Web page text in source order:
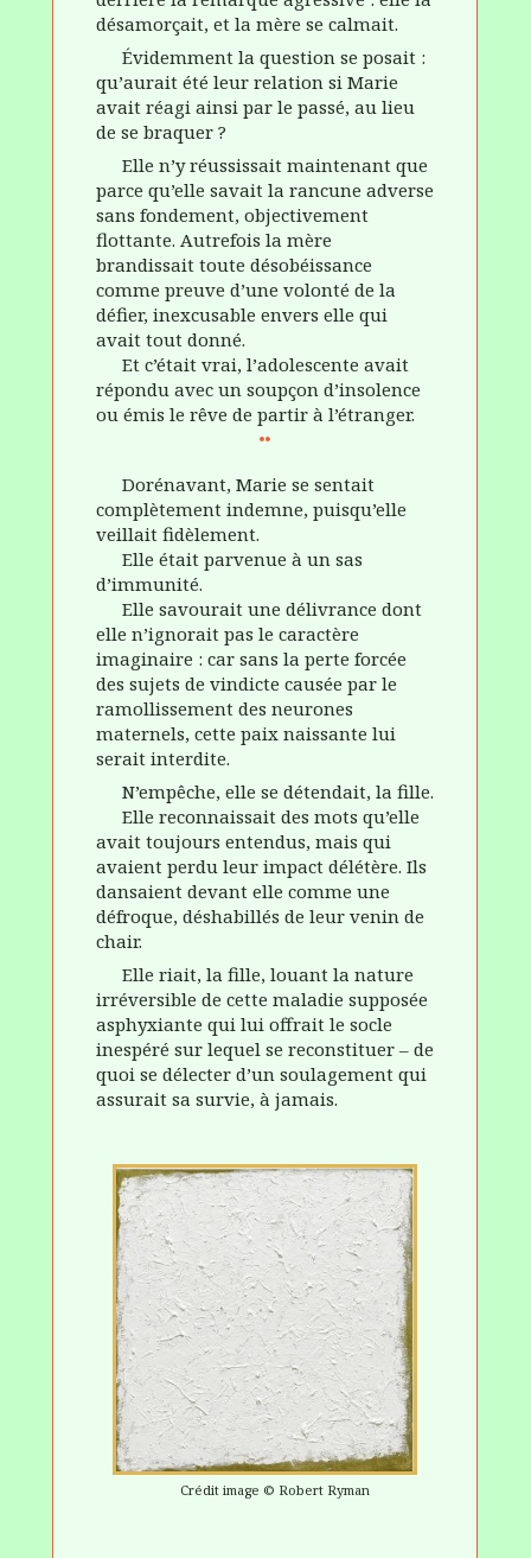
désamorçait, et la mère se calmait.
Évidemment la question se posait :
qu’aurait été leur relation si Marie
avait réagi ainsi par le passé, au lieu
de se braquer ?
Elle n’y réussissait maintenant que
parce qu’elle savait la rancune adverse
sans fondement, objectivement
flottante. Autrefois la mère
brandissait toute désobéissance
comme preuve d’une volonté de la
défier, inexcusable envers elle qui
avait tout donné.
Et c’était vrai, l’adolescente avait
répondu avec un soupçon d’insolence
ou émis le rêve de partir à l’étranger.
Dorénavant, Marie se sentait
complètement indemne, puisqu’elle
veillait fidèlement.
Elle était parvenue à un sas
d’immunité.
Elle savourait une délivrance dont
elle n’ignorait pas le caractère
imaginaire : car sans la perte forcée
des sujets de vindicte causée par le
ramollissement des neurones
maternels, cette paix naissante lui
serait interdite.
N’empêche, elle se détendait, la fille.
Elle reconnaissait des mots qu’elle
avait toujours entendus, mais qui
avaient perdu leur impact délétère. Ils
dansaient devant elle comme une
défroque, déshabillés de leur venin de
chair.
Elle riait, la fille, louant la nature
irréversible de cette maladie supposée
asphyxiante qui lui offrait le socle
inespéré sur lequel se reconstituer – de
quoi se délecter d’un soulagement qui
assurait sa survie, à jamais.
Crédit image © Robert Ryman